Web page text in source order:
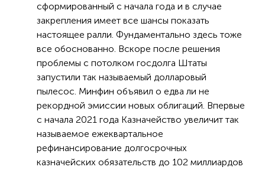
сформированный с начала года и в случае
закрепления имеет все шансы показать
настоящее ралли. Фундаментально здесь тоже
все обоснованно. Вскоре после решения
проблемы с потолком госдолга Штаты
запустили так называемый долларовый
пылесос. Минфин объявил о едва ли не
рекордной эмиссии новых облигаций. Впервые
с начала 2021 года Казначейство увеличит так
называемое ежеквартальное
рефинансирование долгосрочных
казначейских обязательств до 102 миллиардов